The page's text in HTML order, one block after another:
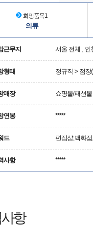
희망품목1
의류
근무지 서울 전체 , 인
형태 정규직 > 점장
매장 쇼핑몰/패션몰
연봉 *****
드 편집샵,백화
사항 *****
항